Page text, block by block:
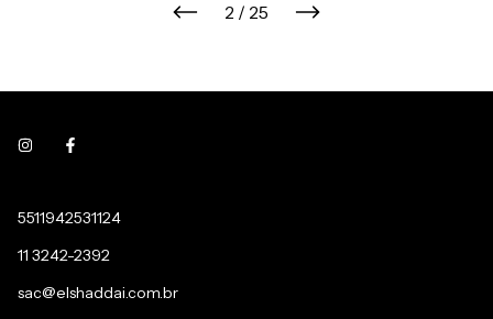
2 / 25
5511942531124
11 3242-2392
sac@elshaddai.com.br